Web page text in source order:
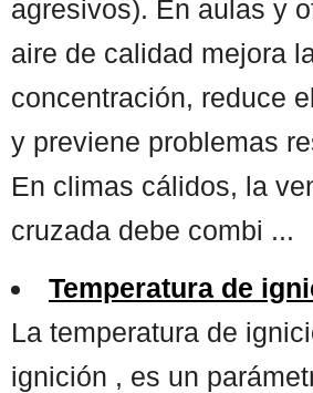
agresivos). En aulas y
aire de calidad mejora
concentración, reduce
y previene problemas
En climas cálidos, la
cruzada debe combi ...
Temperatura de
La temperatura de
ignición , es un